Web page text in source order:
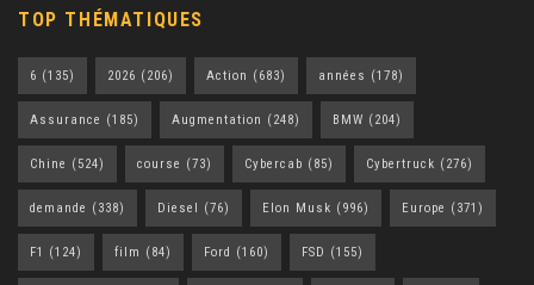
TOP THÉMATIQUES
6 (135) 2026 (206) Action (683) années (178)
Assurance (185) Augmentation (248) BMW (204)
Chine (524) course (73) Cybercab (85) Cybertruck (276)
demande (338) Diesel (76) Elon Musk (996) Europe (371)
F1 (124) film (84) Ford (160) FSD (155)